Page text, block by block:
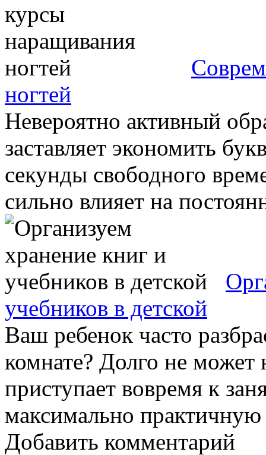
ногтей
Невероятно активный
заставляет экономить
секунды свободного
сильно влияет на
учебников в детской
Ваш ребенок часто
комнате? Долго не может
приступает вовремя к
максимально
Добавить комментарий